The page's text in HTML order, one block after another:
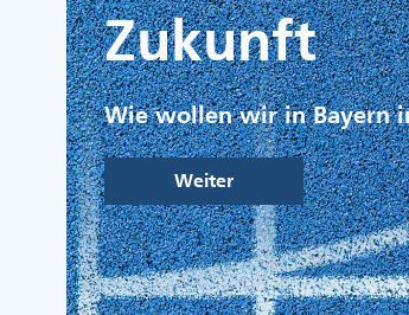
Zukunft
Wie wollen wir in Bayern
Weiter